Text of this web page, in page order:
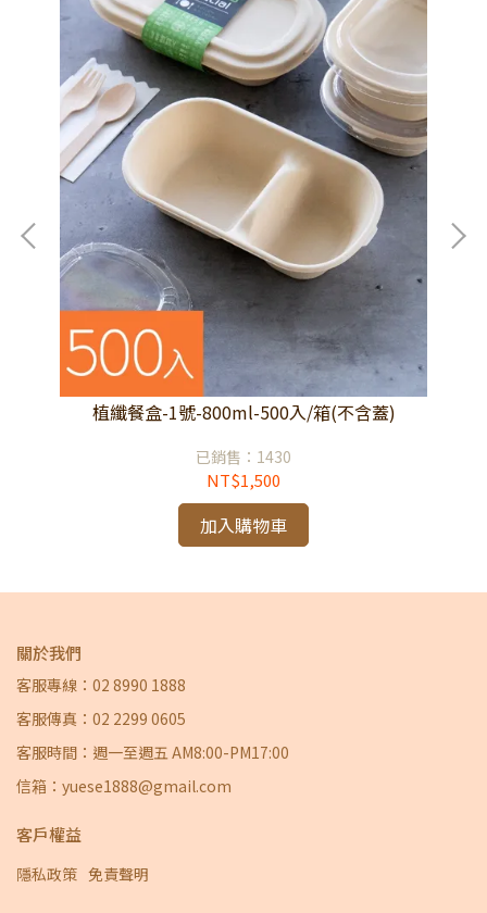
植纖餐盒-1號-800ml-500入/箱(不含蓋)
已銷售：1430
NT$1,500
加入購物車
關於我們
客服專線：02 8990 1888
客服傳真：02 2299 0605
客服時間：週一至週五 AM8:00-PM17:00
信箱：yuese1888@gmail.com
客戶權益
隱私政策 免責聲明